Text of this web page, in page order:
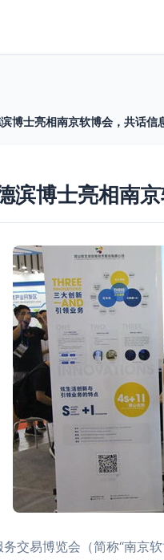
博士亮相南京软博会，共话信
滨博士亮相南
交易博览会（简称“南京